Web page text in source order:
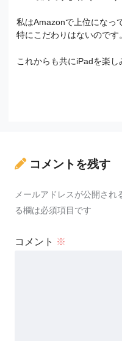
私はAmazonで上位になっ
特にこだわりはないのです
これからも共にiPadを楽し
コメントを残す
メールアドレスが公開され
る欄は必須項目です
コメント ※